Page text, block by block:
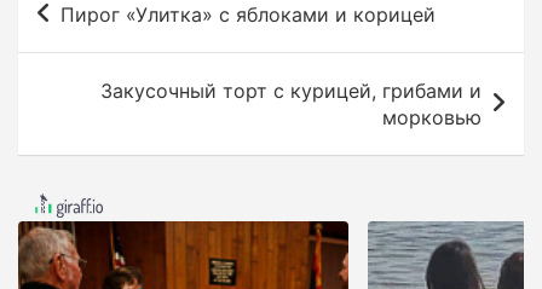
г
ц
и
Пирог «Улитка» с яблоками и корицей
Закусочный торт с курицей, грибами и
морковью